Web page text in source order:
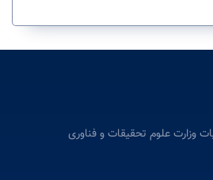
وزارت علوم تحقیقات و فناوری